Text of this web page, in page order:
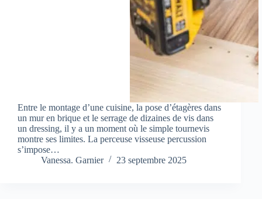
Entre le montage d’une cuisine, la pose d’étagères dans
un mur en brique et le serrage de dizaines de vis dans
un dressing, il y a un moment où le simple tournevis
montre ses limites. La perceuse visseuse percussion
s’impose…
Vanessa. Garnier
23 septembre 2025